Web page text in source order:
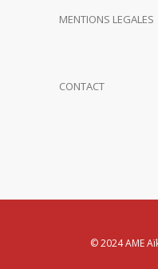
MENTIONS LEGALES
CONTACT
© 2024 AME